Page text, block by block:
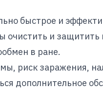
быстрое и
очистить и
в ране.
риск заражения,
дополнительное